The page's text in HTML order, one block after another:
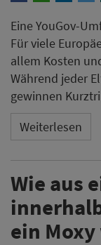
Eine YouGov-
Für viele
allem Kosten
Während jeder
gewinnen
Weiterlesen
Wie aus
ein